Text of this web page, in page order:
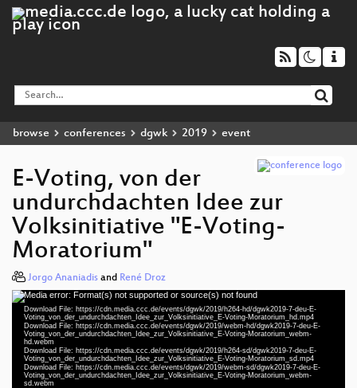
browse conferences dgwk 2019 event
E-Voting, von der
undurchdachten Idee zur
Volksinitiative "E-Voting-
Moratorium"
Jorgo Ananiadis and René Droz
Video
Player
Media error: Format(s) not supported or source(s) not found
Download File: https://cdn.media.ccc.de/events/dgwk/2019/h264-hd/dgwk2019-7-deu-E-
Voting_von_der_undurchdachten_Idee_zur_Volksinitiative_E-Voting-Moratorium_hd.mp4
Download File: https://cdn.media.ccc.de/events/dgwk/2019/webm-hd/dgwk2019-7-deu-E-
Voting_von_der_undurchdachten_Idee_zur_Volksinitiative_E-Voting-Moratorium_webm-
hd.webm
Download File: https://cdn.media.ccc.de/events/dgwk/2019/h264-sd/dgwk2019-7-deu-E-
Voting_von_der_undurchdachten_Idee_zur_Volksinitiative_E-Voting-Moratorium_sd.mp4
Download File: https://cdn.media.ccc.de/events/dgwk/2019/webm-sd/dgwk2019-7-deu-E-
Voting_von_der_undurchdachten_Idee_zur_Volksinitiative_E-Voting-Moratorium_webm-
sd.webm
deu 1080p (mp4)